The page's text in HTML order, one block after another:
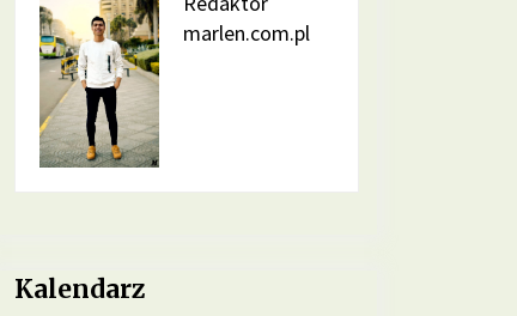
Jakie suplementy warto wprowadzić
do diety na poprawę jakości snu?
6 miesięcy ago
Jakie pokarmy mogą poprawić
tłuszczu?
by poprawić zdrowie skóry, włosów
marlen.com.pl
Kalendarz